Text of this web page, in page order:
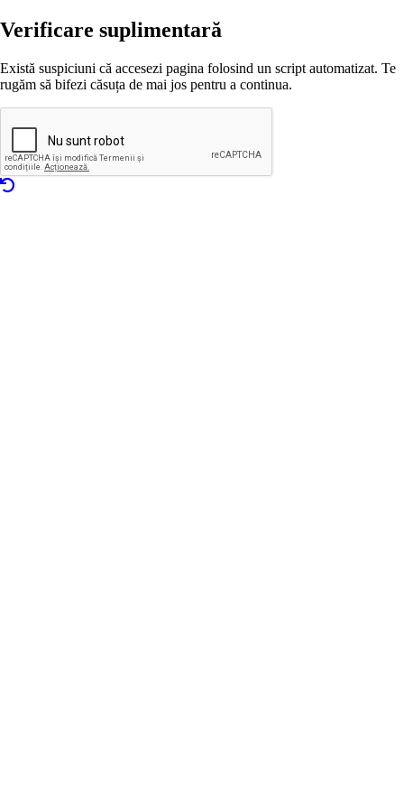
Verificare suplimentară
Există suspiciuni că accesezi pagina folosind un script automatizat. Te
rugăm să bifezi căsuța de mai jos pentru a continua.